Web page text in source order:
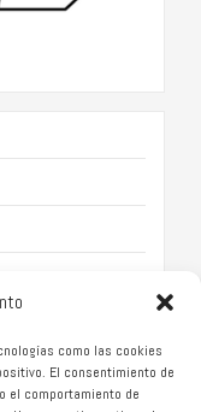
como las cookies
El consentimiento de
el comportamiento de